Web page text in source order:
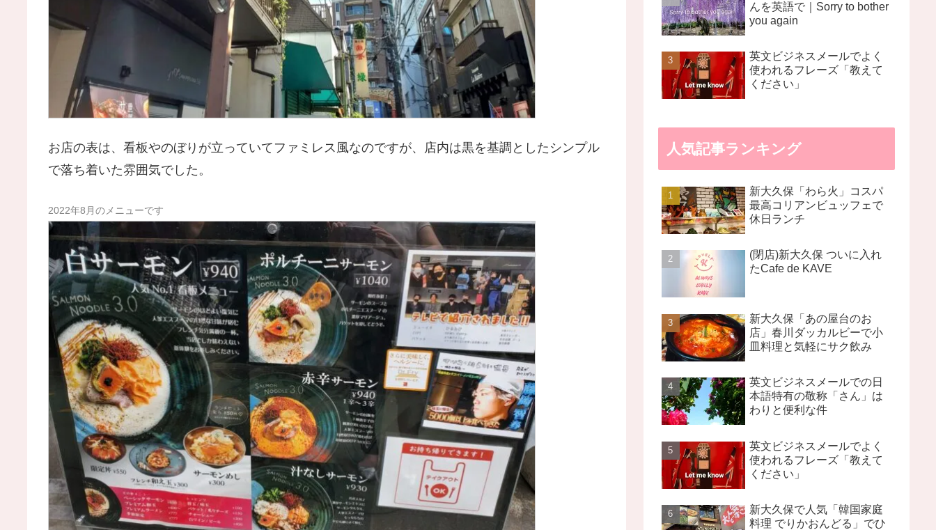
お店の表は、看板やのぼりが立っていてファミレス風なのですが、店内は黒を基調としたシンプル
で落ち着いた雰囲気でした。
2022年8月のメニューです
んを英語で｜Sorry to bother
you again
英文ビジネスメールでよく
使われるフレーズ「教えて
ください」
人気記事ランキング
新大久保「わら火」コスパ
最高コリアンビュッフェで
休日ランチ
(閉店)新大久保 ついに入れ
たCafe de KAVE
新大久保「あの屋台のお
店」春川ダッカルビーで小
皿料理と気軽にサク飲み
英文ビジネスメールでの日
本語特有の敬称「さん」は
わりと便利な件
英文ビジネスメールでよく
使われるフレーズ「教えて
ください」
新大久保で人気「韓国家庭
料理 でりかおんどる」でひ